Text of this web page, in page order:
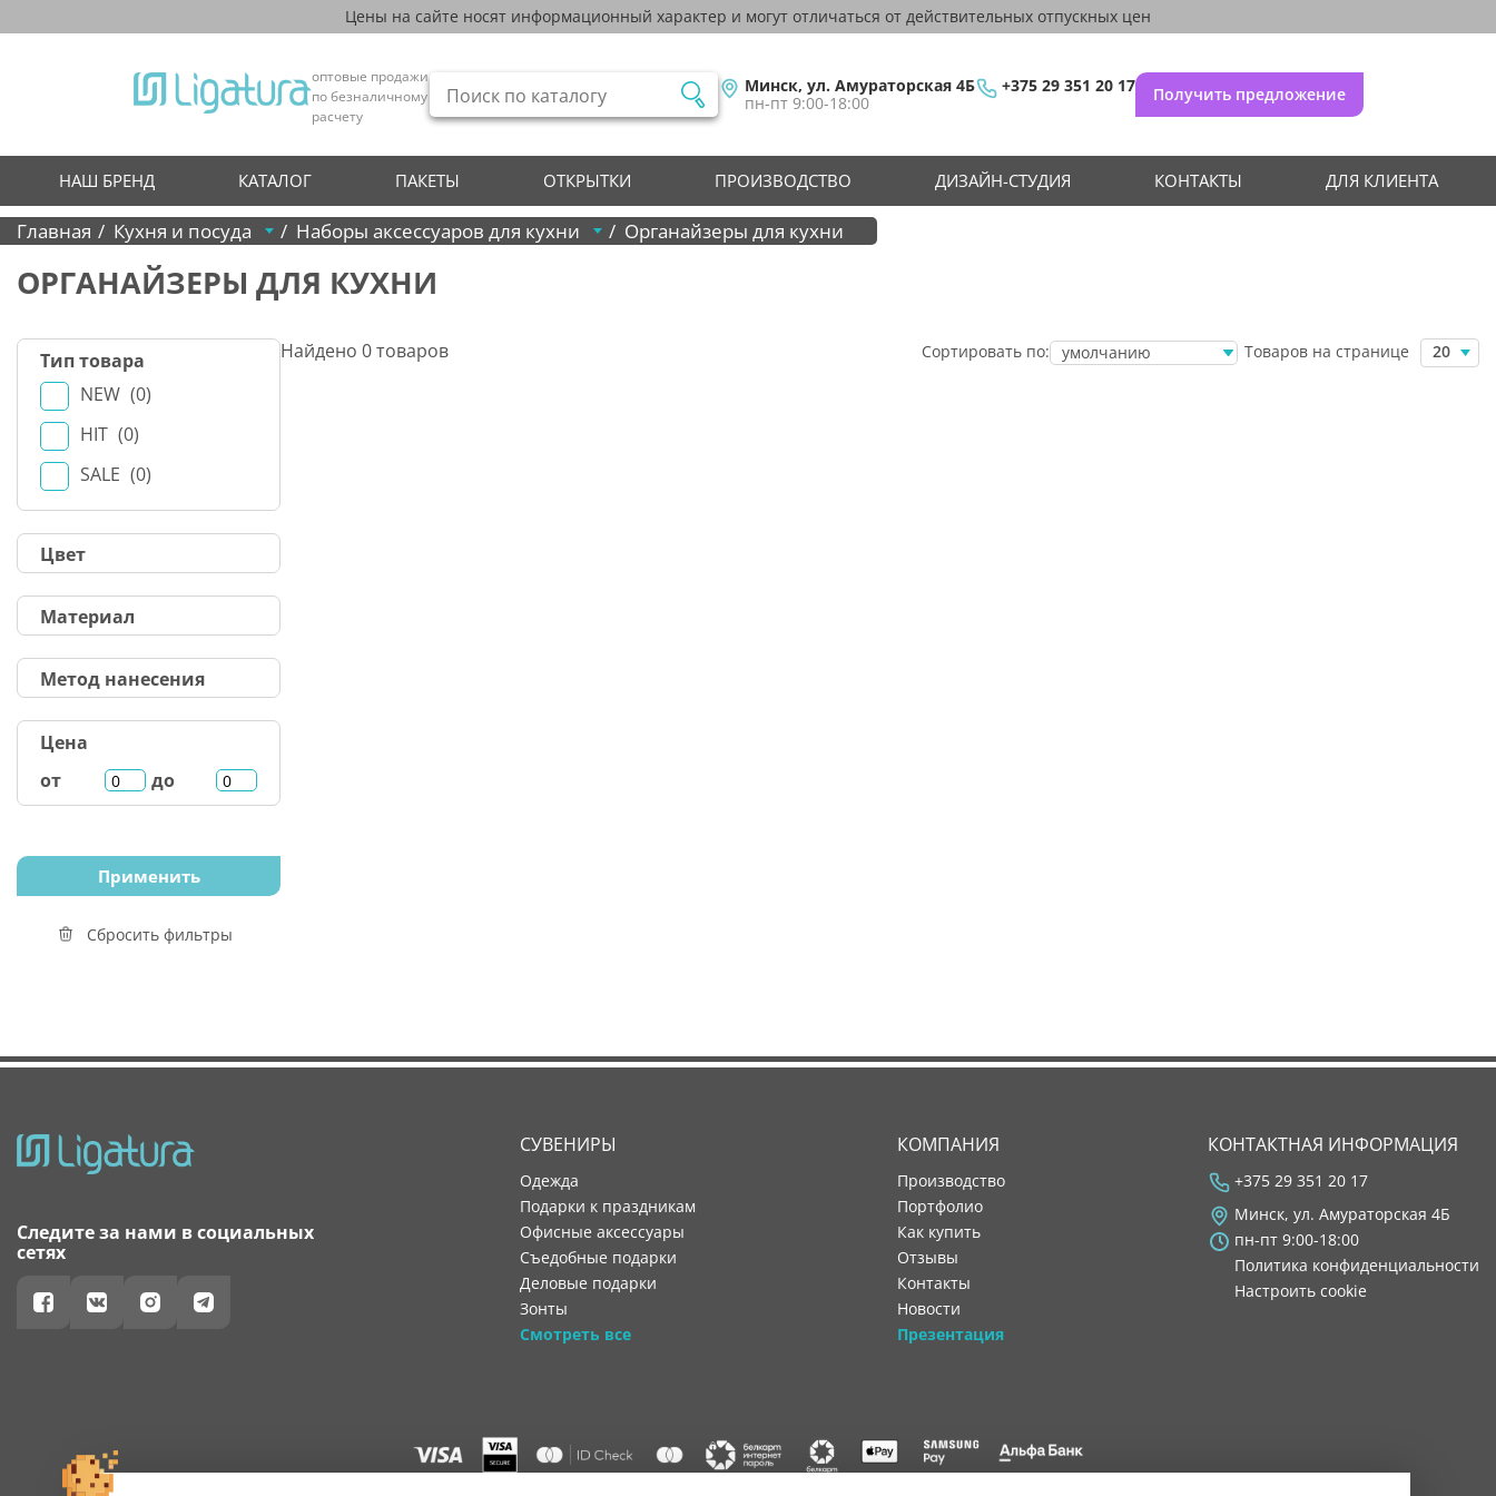
Цены на сайте носят информационный характер и могут отличаться от действительных отпускных цен
оптовые продажи
по безналичному
расчету
Минск, ул. Амураторская 4Б
пн-пт 9:00-18:00
+375 29 351 20 17 Получить предложение
НАШ БРЕНД КАТАЛОГ ПАКЕТЫ ОТКРЫТКИ ПРОИЗВОДСТВО ДИЗАЙН-СТУДИЯ КОНТАКТЫ ДЛЯ КЛИЕНТА
Главная Кухня и посуда Наборы аксессуаров для кухни Органайзеры для кухни
ОРГАНАЙЗЕРЫ ДЛЯ КУХНИ
Тип товара
NEW
0
HIT
0
SALE
0
Цвет
Материал
Метод нанесения
Цена
от
до
Сбросить фильтры
Найдено 0товаров Сортировать по:
умолчанию
Товаров на странице 20
Следите за нами в социальных
сетях
СУВЕНИРЫ
Одежда
Подарки к праздникам
Офисные аксессуары
Съедобные подарки
Деловые подарки
Зонты
Смотреть все
КОМПАНИЯ
производство
портфолио
как купить
отзывы
контакты
новости
Презентация
КОНТАКТНАЯ ИНФОРМАЦИЯ
+375 29 351 20 17
Минск, ул. Амураторская 4Б
пн-пт 9:00-18:00
Политика конфиденциальности
Настроить cookie